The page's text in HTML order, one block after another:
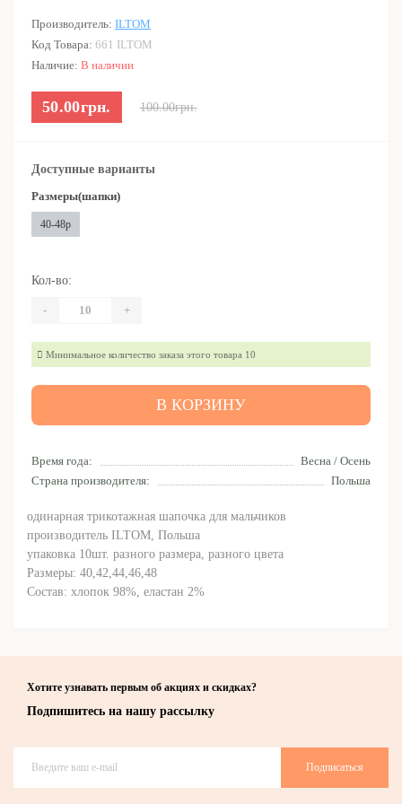
Производитель: ILTOM
Код Товара: 661 ILTOM
Наличие: В наличии
50.00грн. 100.00грн.
Время года:
Весна / Осень
Страна производителя:
Польша
одинарная трикотажная шапочка для мальчиков
производитель ILTOM, Польша
упаковка 10шт. разного размера, разного цвета
Размеры: 40,42,44,46,48
Состав: хлопок 98%, еластан 2%
Доступные варианты
Размеры(шапки)
40-48р
Кол-во:
- +
Минимальное количество заказа этого товара 10
В КОРЗИНУ
Хотите узнавать первым об акциях и скидках?
Подпишитесь на нашу рассылку
Подписаться